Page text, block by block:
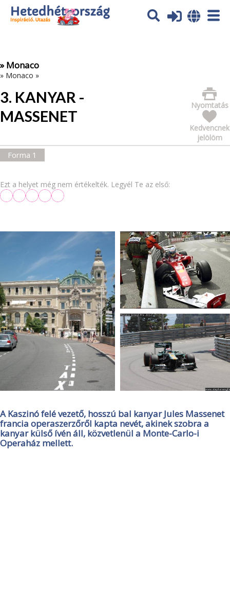
Az oldal sütiket (cookies) használ. További tájékoztatás itt:
Adatvédelmi tájékoztató
» Monaco
» Monaco »
3. KANYAR -
MASSENET
Nyomtatás
Kedvencnek
jelölöm
Forma 1
Ezt a helyet még nem értékelték. Legyél Te az első:
A Kaszinó felé vezető, hosszú bal kanyar Jules Massenet
francia operaszerzőről kapta nevét, akinek szobra a
kanyar külső ívén áll, közvetlenül a Monte-Carlo-i
Operaház mellett.